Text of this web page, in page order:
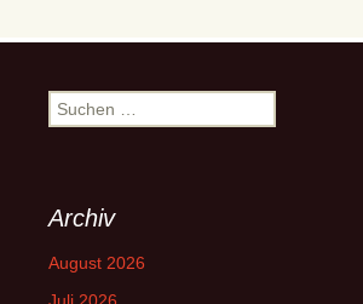
Suchen
nach:
Archiv
August 2026
Juli 2026